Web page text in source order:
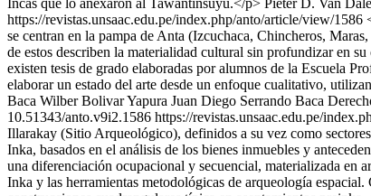
Incas que lo anexaron al Tawantinsuyu.</p> Pieter D. Van
https://revistas.unsaac.edu.pe/index.php/anto/article/view/1586
se centran en la pampa de Anta (Izcuchaca, Chincheros,
de estos describen la materialidad cultural sin profundizar en
existen tesis de grado elaboradas por alumnos de la Escuela
elaborar un estado del arte desde un enfoque cualitativo,
Baca Wilber Bolivar Yapura Juan Diego Serrando Baca
10.51343/anto.v9i2.1586 https://revistas.unsaac.edu.pe/
Illarakay (Sitio Arqueológico), definidos a su vez como
Inka, basados en el análisis de los bienes inmuebles y
una diferenciación ocupacional y secuencial, materializada en
Inka y las herramientas metodológicas de arqueología